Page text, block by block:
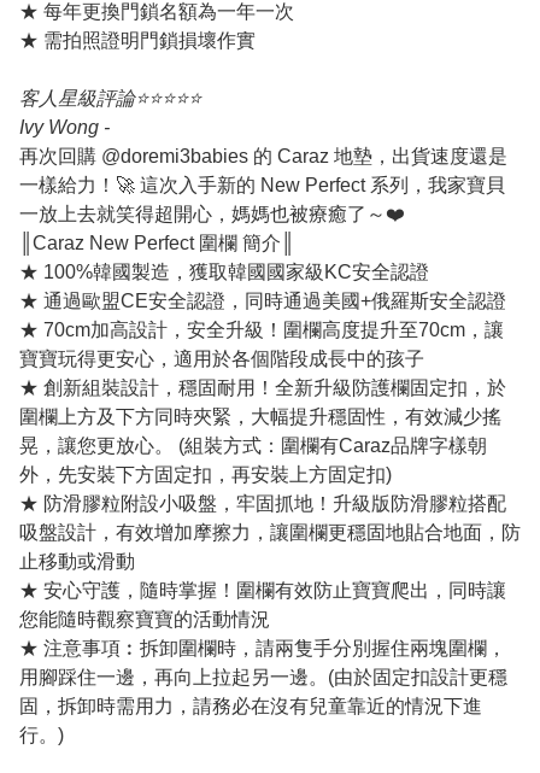
★ 每年更換門鎖名額為一年一次
★ 需拍照證明門鎖損壞作實
客人星級評論⭐️⭐️⭐️⭐️⭐️
Ivy Wong -
再次回購 @doremi3babies 的 Caraz 地墊，出貨速度還是
一樣給力！🚀 這次入手新的 New Perfect 系列，我家寶貝
一放上去就笑得超開心，媽媽也被療癒了～❤️
║Caraz New Perfect 圍欄 簡介║
★ 100%韓國製造，獲取韓國國家級KC安全認證
★ 通過歐盟CE安全認證，同時通過美國+俄羅斯安全認證
★ 70cm加高設計，安全升級！圍欄高度提升至70cm，讓
寶寶玩得更安心，適用於各個階段成長中的孩子
★ 創新組裝設計，穩固耐用！全新升級防護欄固定扣，於
圍欄上方及下方同時夾緊，大幅提升穩固性，有效減少搖
晃，讓您更放心。 (組裝方式：圍欄有Caraz品牌字樣朝
外，先安裝下方固定扣，再安裝上方固定扣)
★ 防滑膠粒附設小吸盤，牢固抓地！升級版防滑膠粒搭配
吸盤設計，有效增加摩擦力，讓圍欄更穩固地貼合地面，防
止移動或滑動
★ 安心守護，隨時掌握！圍欄有效防止寶寶爬出，同時讓
您能隨時觀察寶寶的活動情況
★ 注意事項︰拆卸圍欄時，請兩隻手分別握住兩塊圍欄，
用腳踩住一邊，再向上拉起另一邊。(由於固定扣設計更穩
固，拆卸時需用力，請務必在沒有兒童靠近的情況下進
行。)